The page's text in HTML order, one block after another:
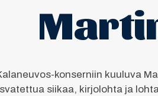
konserniin kuuluva
siikaa, kirjolohta ja